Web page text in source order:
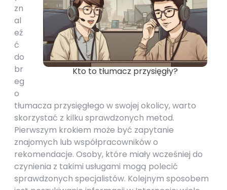
Kto to tłumacz przysięgły?
zn
al
eź
ć
do
br
eg
o
tłumacza przysięgłego w swojej okolicy, warto
skorzystać z kilku sprawdzonych metod.
Pierwszym krokiem może być zapytanie
znajomych lub współpracowników o
rekomendacje. Osoby, które miały wcześniej do
czynienia z takimi usługami mogą polecić
sprawdzonych specjalistów. Kolejnym sposobem